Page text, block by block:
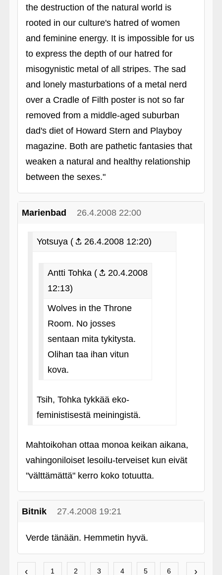
the destruction of the natural world is
rooted in our culture's hatred of women
and feminine energy. It is impossible for us
to express the depth of our hatred for
misogynistic metal of all stripes. The sad
and lonely masturbations of a metal nerd
over a Cradle of Filth poster is not so far
removed from a middle-aged suburban
dad's diet of Howard Stern and Playboy
magazine. Both are pathetic fantasies that
weaken a natural and healthy relationship
between the sexes."
Marienbad 26.4.2008 22:00
Yotsuya ( 26.4.2008 12:20)
Antti Tohka (
20.4.2008
12:13)
Wolves in the Throne
Room. No josses
sentaan mita tykitysta.
Olihan taa ihan vitun
kova.
Tsih, Tohka tykkää eko-
feministisestä meiningistä.
Mahtoikohan ottaa monoa keikan aikana,
vahingoniloiset lesoilu-terveiset kun eivät
"välttämättä" kerro koko totuutta.
Bitnik 27.4.2008 19:21
Verde tänään. Hemmetin hyvä.
‹ ›
1 2 3 4 5 6